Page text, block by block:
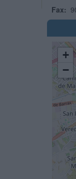
Fax:
+
−